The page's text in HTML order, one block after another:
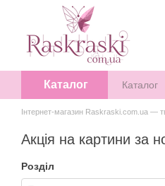
Перейти до основного контенту
Каталог Каталог
Інтернет-магазин Raskraski.com.ua —
Акція на картини за
Розділ